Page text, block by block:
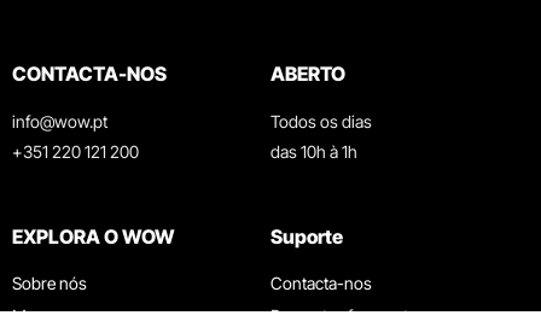
CONTACTA-NOS
info@wow.pt
+351 220 121 200
ABERTO
Todos os dias
das 10h à 1h
EXPLORA O WOW
Sobre nós
Museus
Suporte
Contacta-nos
Perguntas frequentes